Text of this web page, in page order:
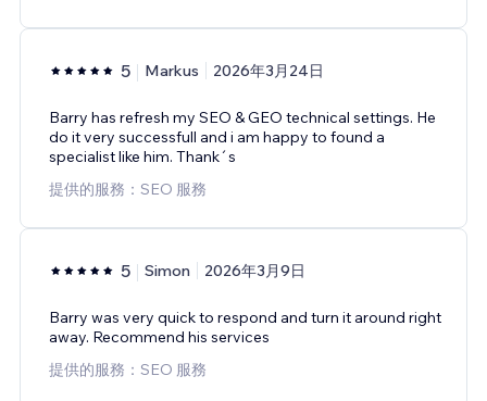
5 Markus 2026年3月24日
Barry has refresh my SEO & GEO technical settings. He
do it very successfull and i am happy to found a
specialist like him. Thank´s
提供的服務：SEO 服務
5 Simon 2026年3月9日
Barry was very quick to respond and turn it around right
away. Recommend his services
提供的服務：SEO 服務